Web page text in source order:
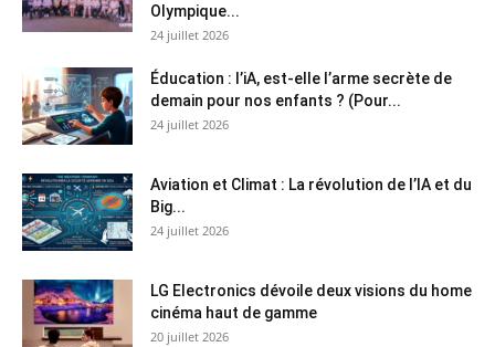
Olympique...
24 juillet 2026
Éducation : l’iA, est-elle l’arme secrète de
demain pour nos enfants ? (Pour...
24 juillet 2026
Aviation et Climat : La révolution de l’IA et du
Big...
24 juillet 2026
LG Electronics dévoile deux visions du home
cinéma haut de gamme
20 juillet 2026